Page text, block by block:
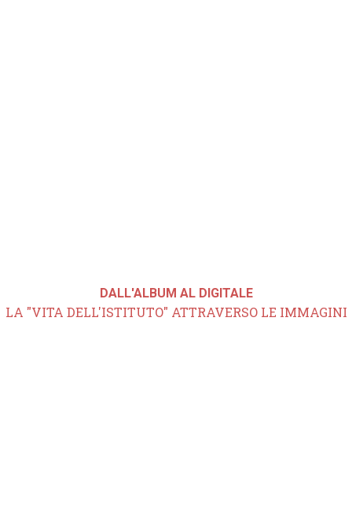
DALL'ALBUM AL DIGITALE
LA "VITA DELL'ISTITUTO" ATTRAVERSO LE IMMAGINI